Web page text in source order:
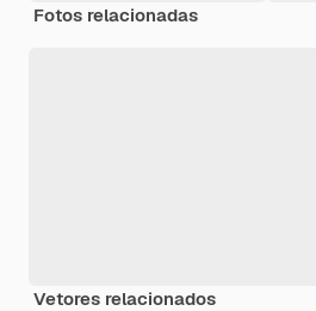
Fotos relacionadas
Vetores relacionados